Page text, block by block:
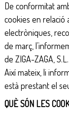
e
r
v
e
i
s
e
d
De conformitat
cookies en relació
electròniques,
de març,
de ZIGA-ZAGA,
Així mateix, li
està prestant el
QUÈ SÓN LES